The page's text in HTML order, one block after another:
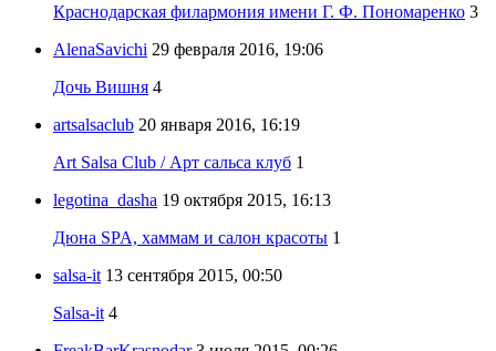
Краснодарская филармония имени Г. Ф. Пономаренко 3
AlenaSavichi 29 февраля 2016, 19:06
Дочь Вишня 4
artsalsaclub 20 января 2016, 16:19
Art Salsa Club / Арт сальса клуб 1
legotina_dasha 19 октября 2015, 16:13
Дюна SPA, хаммам и салон красоты 1
salsa-it 13 сентября 2015, 00:50
Salsa-it 4